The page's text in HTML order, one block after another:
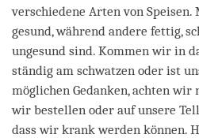
verschiedene Arten von
gesund, während andere fettig,
ungesund sind. Kommen wir in
ständig am schwatzen oder ist
möglichen Gedanken, achten
wir bestellen oder auf unsere
dass wir krank werden können.